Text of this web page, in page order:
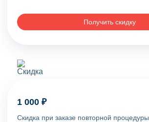
Получить скидку
1 000 ₽
Скидка при заказе повторной процедуры